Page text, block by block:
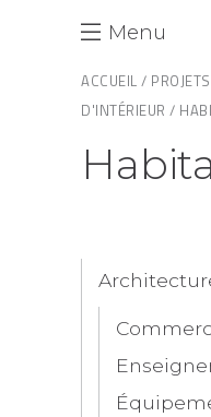
Menu
ACCUEIL /
D'INTÉRIEUR /